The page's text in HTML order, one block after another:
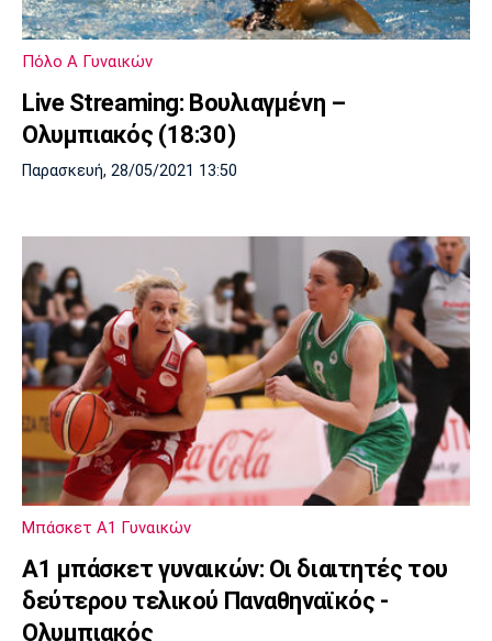
Πόλο Α Γυναικών
Live Streaming: Βουλιαγμένη –
Ολυμπιακός (18:30)
Παρασκευή, 28/05/2021 13:50
Μπάσκετ Α1 Γυναικών
Α1 μπάσκετ γυναικών: Οι διαιτητές του
δεύτερου τελικού Παναθηναϊκός -
Ολυμπιακός